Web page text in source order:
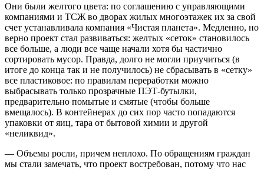
Они были желтого цвета: по соглашению с управляющими
компаниями и ТСЖ во дворах жилых многоэтажек их за свой
счет устанавливала компания «Чистая планета». Медленно, но
верно проект стал развиваться: желтых «сеток» становилось
все больше, а люди все чаще начали хотя бы частично
сортировать мусор. Правда, долго не могли приучиться (в
итоге до конца так и не получилось) не сбрасывать в «сетку»
все пластиковое: по правилам переработки можно
выбрасывать только прозрачные ПЭТ-бутылки,
предварительно помытые и смятые (чтобы больше
вмещалось). В контейнерах до сих пор часто попадаются
упаковки от яиц, тара от бытовой химии и другой
«неликвид».
— Объемы росли, причем неплохо. По обращениям граждан
мы стали замечать, что проект востребован, потому что нас